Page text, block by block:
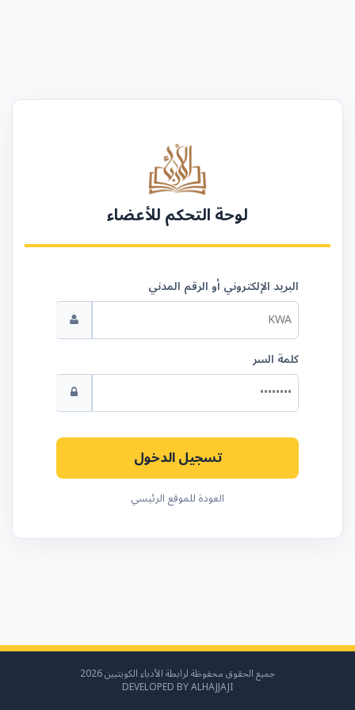
لوحة التحكم للأعضاء
البريد الإلكتروني أو الرقم المدني
كلمة السر
تسجيل الدخول
العودة للموقع الرئيسي
جميع الحقوق محفوظة لرابطة الأدباء الكويتيين 2026
DEVELOPED BY ALHAJJAJI